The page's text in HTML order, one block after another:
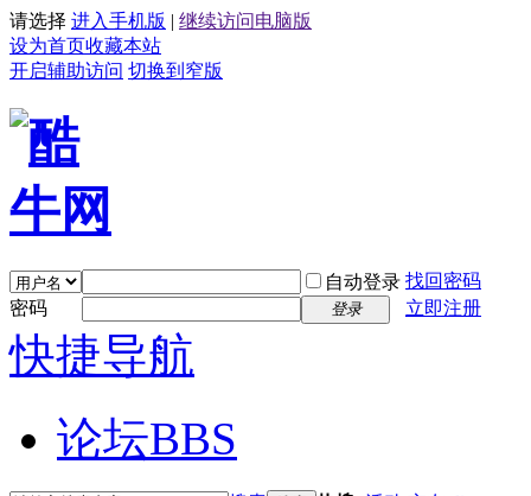
请选择 进入手机版 | 继续访问电脑版
设为首页收藏本站
开启辅助访问 切换到窄版
自动登录 找回密码
密码
登录 立即注册
快捷导航
论坛BBS